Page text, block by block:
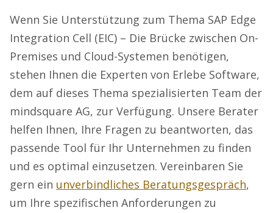
Wenn Sie Unterstützung zum Thema SAP Edge
Integration Cell (EIC) – Die Brücke zwischen On-
Premises und Cloud-Systemen benötigen,
stehen Ihnen die Experten von Erlebe Software,
dem auf dieses Thema spezialisierten Team der
mindsquare AG, zur Verfügung. Unsere Berater
helfen Ihnen, Ihre Fragen zu beantworten, das
passende Tool für Ihr Unternehmen zu finden
und es optimal einzusetzen. Vereinbaren Sie
gern ein unverbindliches Beratungsgespräch,
um Ihre spezifischen Anforderungen zu